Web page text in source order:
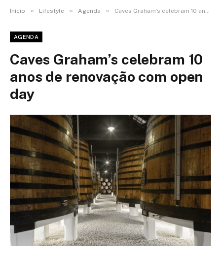
Início » Lifestyle » Agenda » Caves Graham’s celebram 10 anos de renovação com open day
AGENDA
Caves Graham’s celebram 10
anos de renovação com open
day